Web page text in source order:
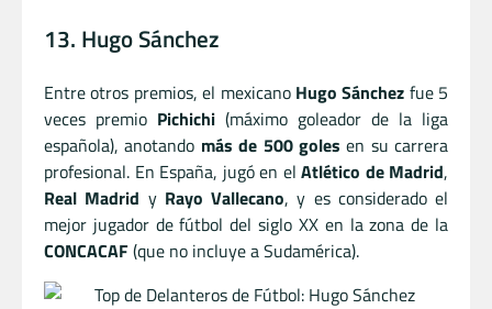
13. Hugo Sánchez
Entre otros premios, el mexicano Hugo Sánchez fue 5
veces premio Pichichi (máximo goleador de la liga
española), anotando más de 500 goles en su carrera
profesional. En España, jugó en el Atlético de Madrid,
Real Madrid y Rayo Vallecano, y es considerado el
mejor jugador de fútbol del siglo XX en la zona de la
CONCACAF(que no incluye a Sudamérica).